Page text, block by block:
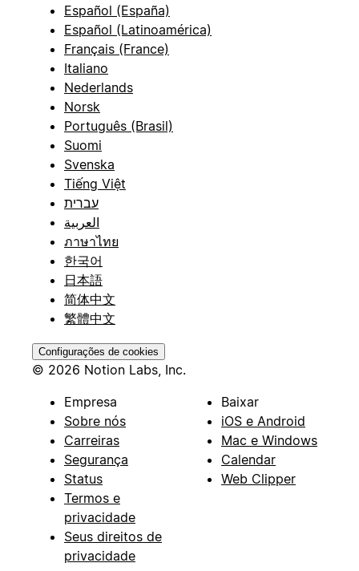
Español (España)
Español (Latinoamérica)
Français (France)
Italiano
Nederlands
Norsk
Português (Brasil)
Suomi
Svenska
Tiếng Việt
עברית
العربية
ภาษาไทย
한국어
日本語
简体中文
繁體中文
Configurações de cookies
© 2026 Notion Labs, Inc.
Empresa
Sobre nós
Carreiras
Segurança
Status
Termos e
privacidade
Seus direitos de
privacidade
Baixar
iOS e Android
Mac e Windows
Calendar
Web Clipper